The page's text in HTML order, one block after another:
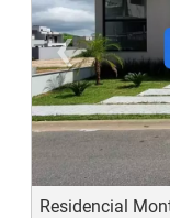
‹
Residencial